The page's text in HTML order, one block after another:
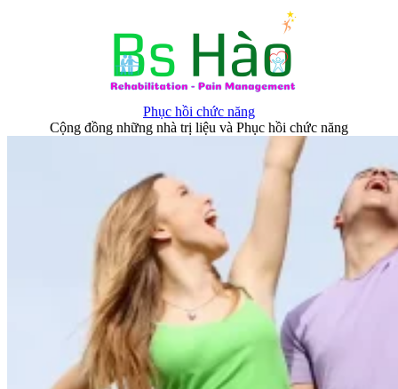
Phục hồi chức năng
Cộng đồng những nhà trị liệu và Phục hồi chức năng